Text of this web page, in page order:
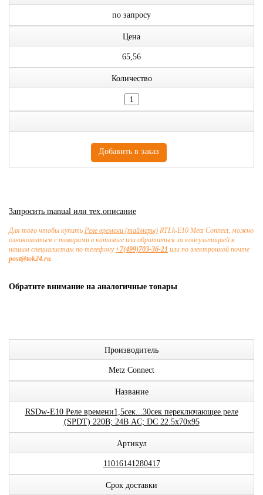
по запросу
Цена
65,56
Количество
Запросить manual или тех.описание
Для того чтобы купить Реле времени (таймеры) RTLk-E10 Metz Connect, можно
ознакомиться с товарами в каталоге или обратиться за консультацией к
нашим специалистам по телефону+7(499)703-36-21 или по электронной почте
post@tok24.ru.
Обратите внимание на аналогичные товары
Производитель
Metz Connect
Название
RSDw-E10 Реле времени1,5сек...30сек переключающее реле
(SPDT) 220В; 24В AC; DC 22.5x70x95
Артикул
11016141280417
Срок доставки